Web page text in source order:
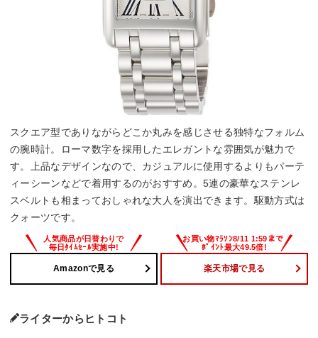
スクエア型でありながらどこか丸みを感じさせる独特なフォルム
の腕時計。ローマ数字を採用したエレガントな雰囲気が魅力で
す。上品なデザインなので、カジュアルに使用するよりもパーテ
ィーシーンなどで着用するのがおすすめ。5連の豪華なステンレ
スベルトも相まっておしゃれな大人を演出できます。駆動方式は
クォーツです。
Amazonで見る 楽天市場で見る
ライターからヒトコト